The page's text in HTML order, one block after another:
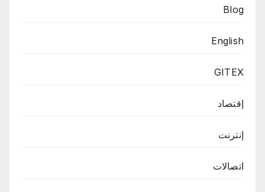
Blog
English
GITEX
إقتصاد
إنترنت
اتصالات